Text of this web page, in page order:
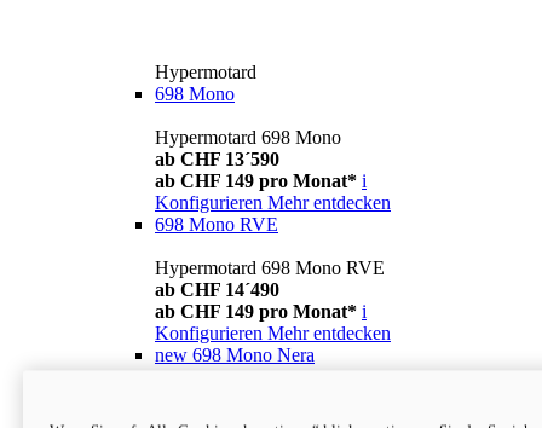
Hypermotard
698 Mono
Hypermotard 698 Mono
ab CHF 13´590
ab CHF 149 pro Monat* i
Konfigurieren Mehr entdecken
698 Mono RVE
Hypermotard 698 Mono RVE
ab CHF 14´490
ab CHF 149 pro Monat* i
Konfigurieren Mehr entdecken
new 698 Mono Nera
ab CHF 13´990